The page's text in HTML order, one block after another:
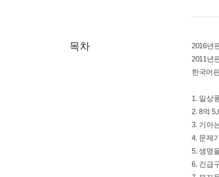
목차
2016년
2011년
한국어
1. 일상
2. 8억
3. 기아
4. 문제
5. 생명
6. 긴급